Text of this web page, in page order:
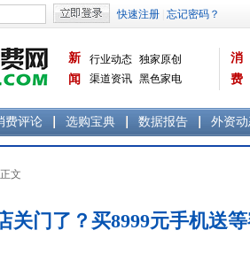
新
闻
行业动态 独家原创
渠道资讯 黑色家电
消
费
费评论 选购宝典 数据报告 外资
文
关门了？买8999元手机送